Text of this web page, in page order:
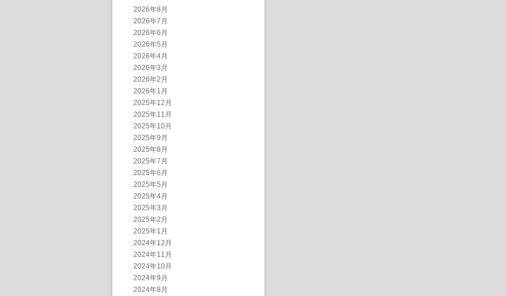
2026年8月
2026年7月
2026年6月
2026年5月
2026年4月
2026年3月
2026年2月
2026年1月
2025年12月
2025年11月
2025年10月
2025年9月
2025年8月
2025年7月
2025年6月
2025年5月
2025年4月
2025年3月
2025年2月
2025年1月
2024年12月
2024年11月
2024年10月
2024年9月
2024年8月